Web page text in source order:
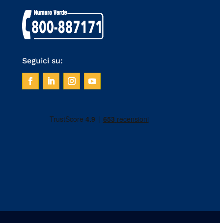
Seguici su: